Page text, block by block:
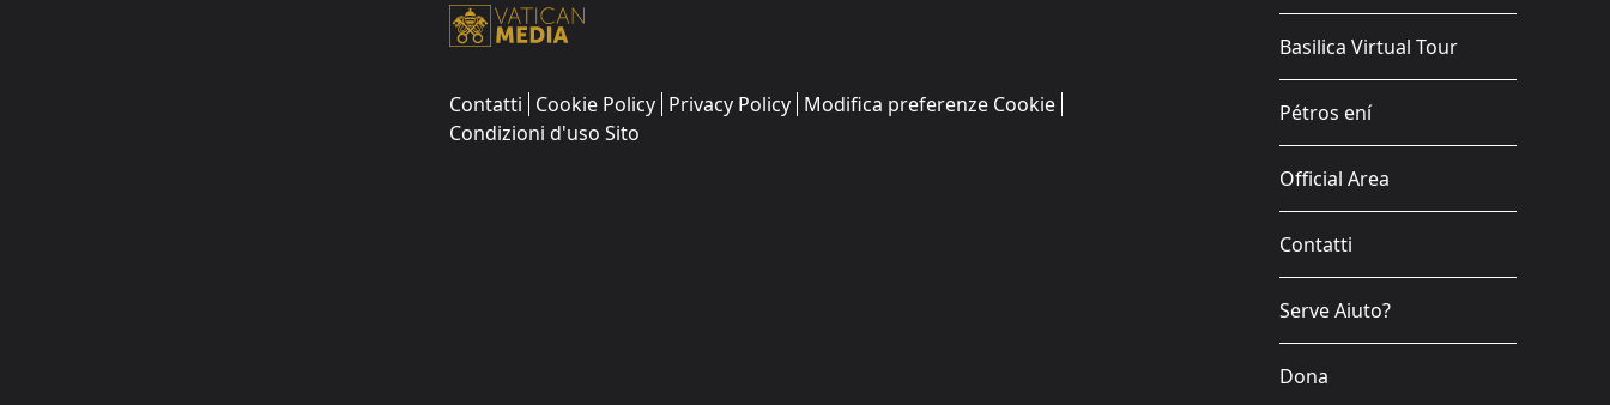
Contatti Cookie Policy Privacy Policy Modifica preferenze Cookie
Condizioni d'uso Sito
Basilica Virtual Tour
Pétros ení
Official Area
Contatti
Serve Aiuto?
Dona